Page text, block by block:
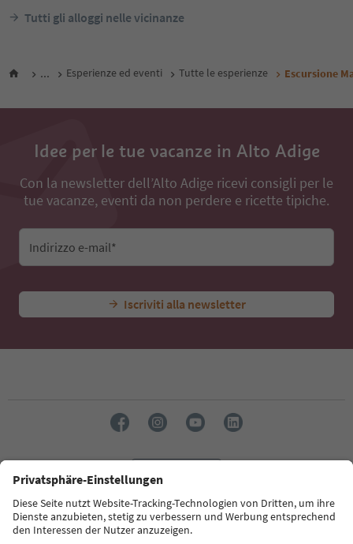
Tutti gli alloggi nelle vicinanze
... Esperienze ed eventi Tutte le esperienze Escursione
Idee per le tue vacanze in Alto Adige
Con la newsletter dell’Alto Adige ricevi consigli per le
tue vacanze, eventi da non perdere e ricette tipiche.
Indirizzo e-mail*
Iscriviti alla newsletter
Südtirol Guide App